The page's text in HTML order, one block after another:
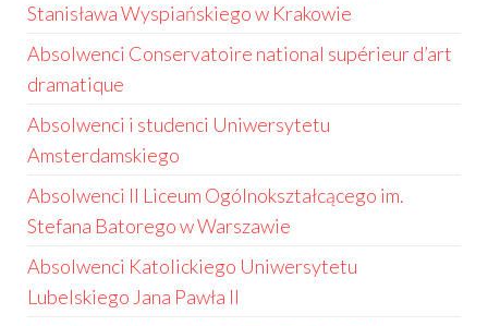
Stanisława Wyspiańskiego w Krakowie
Absolwenci Conservatoire national supérieur d’art
dramatique
Absolwenci i studenci Uniwersytetu
Amsterdamskiego
Absolwenci II Liceum Ogólnokształcącego im.
Stefana Batorego w Warszawie
Absolwenci Katolickiego Uniwersytetu
Lubelskiego Jana Pawła II